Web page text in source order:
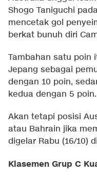
Shogo Taniguchi
mencetak gol
berkat bunuh diri
Tambahan satu poin
Jepang sebagai
dengan 10 poin,
kedua dengan 5 poin.
Akan tetapi posisi
atau Bahrain jika
digelar Rabu (16/10)
Klasemen Grup C